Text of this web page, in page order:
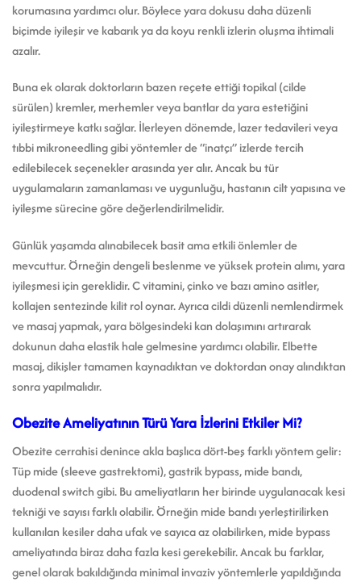
korumasına yardımcı olur. Böylece yara dokusu daha düzenli
biçimde iyileşir ve kabarık ya da koyu renkli izlerin oluşma ihtimali
azalır.
Buna ek olarak doktorların bazen reçete ettiği topikal (cilde
sürülen) kremler, merhemler veya bantlar da yara estetiğini
iyileştirmeye katkı sağlar. İlerleyen dönemde, lazer tedavileri veya
tıbbi mikroneedling gibi yöntemler de “inatçı” izlerde tercih
edilebilecek seçenekler arasında yer alır. Ancak bu tür
uygulamaların zamanlaması ve uygunluğu, hastanın cilt yapısına ve
iyileşme sürecine göre değerlendirilmelidir.
Günlük yaşamda alınabilecek basit ama etkili önlemler de
mevcuttur. Örneğin dengeli beslenme ve yüksek protein alımı, yara
iyileşmesi için gereklidir. C vitamini, çinko ve bazı amino asitler,
kollajen sentezinde kilit rol oynar. Ayrıca cildi düzenli nemlendirmek
ve masaj yapmak, yara bölgesindeki kan dolaşımını artırarak
dokunun daha elastik hale gelmesine yardımcı olabilir. Elbette
masaj, dikişler tamamen kaynadıktan ve doktordan onay alındıktan
sonra yapılmalıdır.
Obezite Ameliyatının Türü Yara İzlerini Etkiler Mi?
Obezite cerrahisi denince akla başlıca dört-beş farklı yöntem gelir:
Tüp mide (sleeve gastrektomi), gastrik bypass, mide bandı,
duodenal switch gibi. Bu ameliyatların her birinde uygulanacak kesi
tekniği ve sayısı farklı olabilir. Örneğin mide bandı yerleştirilirken
kullanılan kesiler daha ufak ve sayıca az olabilirken, mide bypass
ameliyatında biraz daha fazla kesi gerekebilir. Ancak bu farklar,
genel olarak bakıldığında minimal invaziv yöntemlerle yapıldığında